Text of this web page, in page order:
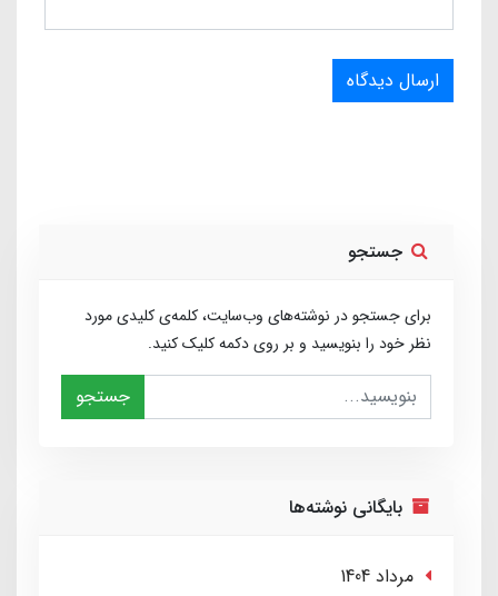
ارسال دیدگاه
جستجو
برای جستجو در نوشته‌های وب‌سایت، کلمه‌ی کلیدی مورد
نظر خود را بنویسید و بر روی دکمه کلیک کنید.
جستجو
بایگانی نوشته‌ها
مرداد 1404